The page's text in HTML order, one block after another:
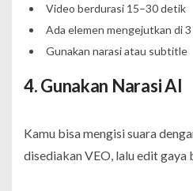
Video berdurasi 15–30 detik
Ada elemen mengejutkan di
Gunakan narasi atau subtitle
4. Gunakan Narasi AI
Kamu bisa mengisi suara
disediakan VEO, lalu edit gaya